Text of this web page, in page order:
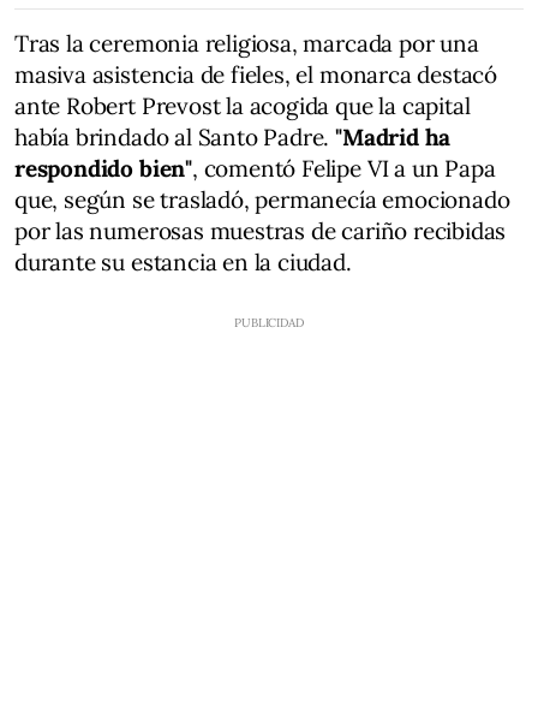
Tras la ceremonia religiosa, marcada por una
masiva asistencia de fieles, el monarca destacó
ante Robert Prevost la acogida que la capital
había brindado al Santo Padre."Madrid ha
respondido bien", comentó Felipe VI a un Papa
que, según se trasladó, permanecía emocionado
por las numerosas muestras de cariño recibidas
durante su estancia en la ciudad.